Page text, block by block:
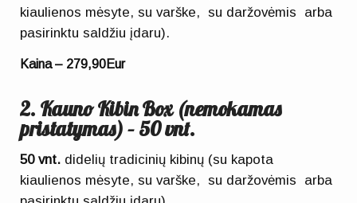
kiaulienos mėsyte, su varške, su daržovėmis arba
pasirinktu saldžiu įdaru).
Kaina – 279,90Eur
2. Kauno Kibin Box (nemokamas
pristatymas) – 50 vnt.
50 vnt. didelių tradicinių kibinų (su kapota
kiaulienos mėsyte, su varške, su daržovėmis arba